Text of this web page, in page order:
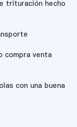
trituración hecho
compra venta
con una buena